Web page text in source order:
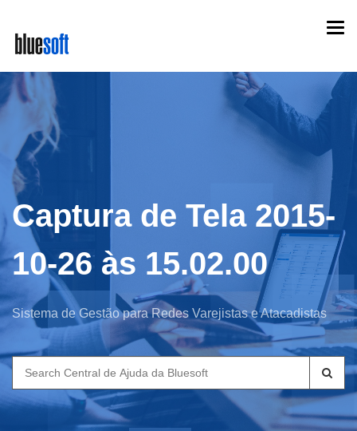
main
content
Captura de Tela 2015-
10-26 às 15.02.00
Sistema de Gestão para Redes Varejistas e Atacadistas
Search
for: